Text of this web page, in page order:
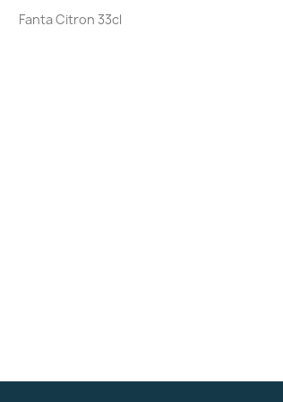
Aperçu rapide
Fanta Citron 33cl